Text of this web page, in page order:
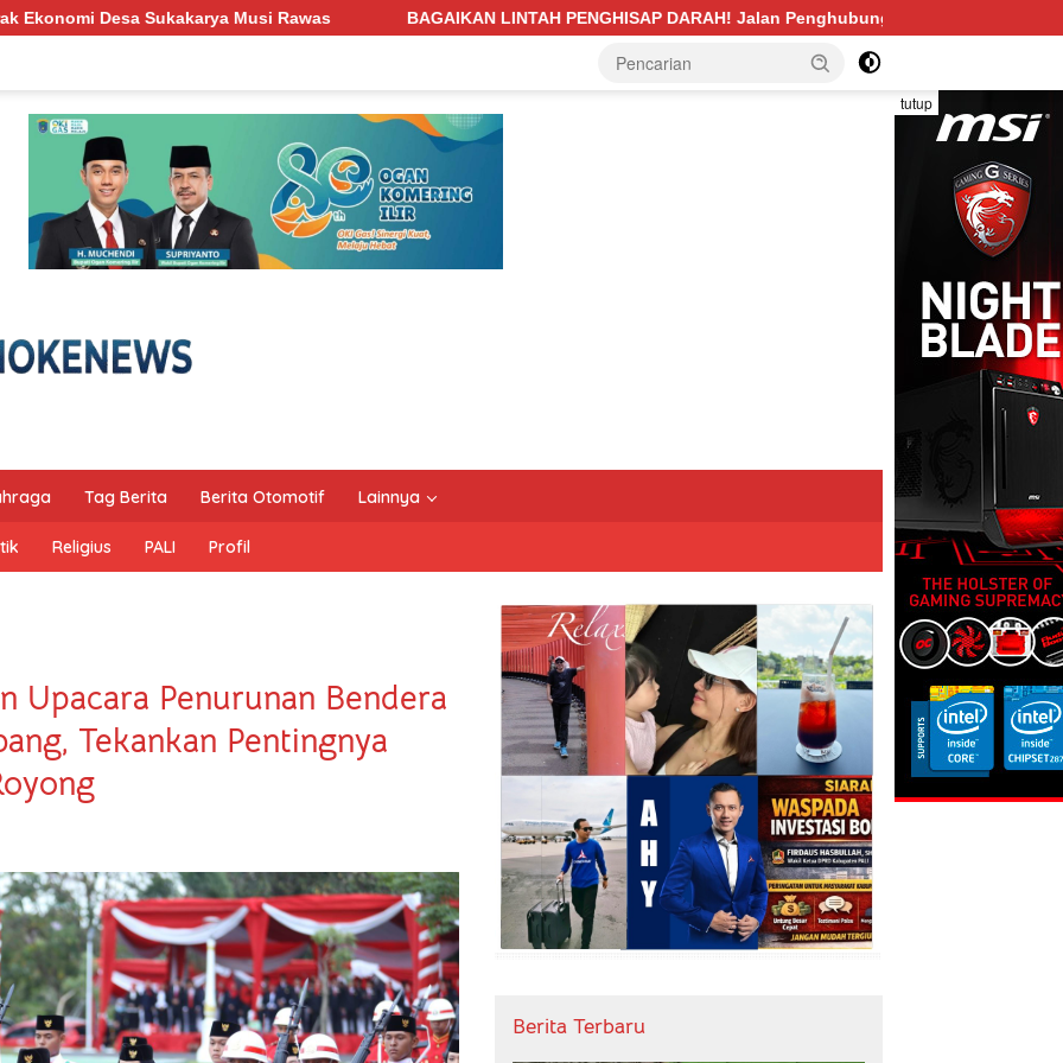
Rawas BAGAIKAN LINTAH PENGHISAP DARAH! Jalan Penghubung Desa Pengabuan–Betung PALI Hancur, Truk Batu
tutup
Tag Berita Berita Otomotif Lainnya
Religius PALI Profil
Upacara Penurunan Bendera
Tekankan Pentingnya
Berita Terbaru